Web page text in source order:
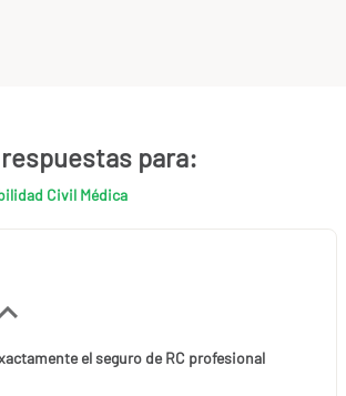
para:
Civil Médica
el seguro de RC profesional